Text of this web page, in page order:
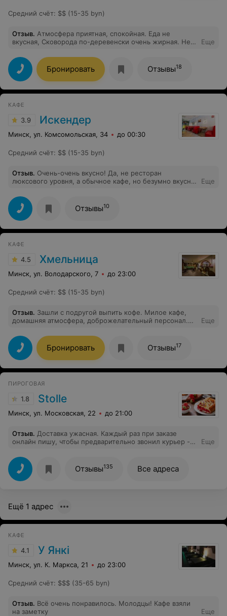
Средний счёт: $$ (15-35 byn)
Отзыв. Атмосфера приятная, спокойная. Еда не
вкусная, Сковорода по-деревенски очень жирная. Не
Еще
Бронировать Отзывы18
КАФЕ
3.9 Искендер
Минск, ул. Комсомольская, 34 до 00:30
Средний счёт: $$ (15-35 byn)
Отзыв. Очень-очень вкусно! Да, не ресторан
люксового уровня, а обычное кафе, но безумно вкусно,
обслуживание! Рекомендую
Еще
Отзывы10
КАФЕ
4.5 Хмельница
Минск, ул. Володарского, 7 до 23:00
Средний счёт: $$ (15-35 byn)
Отзыв. Зашли с подругой выпить кофе. Милое кафе,
домашняя атмосфера, доброжелательный персонал.
Еще
Бронировать Отзывы17
ПИРОГОВАЯ
1.8 Stolle
Минск, ул. Московская, 22 до 21:00
Отзыв. Доставка ужасная. Каждый раз при заказе
онлайн пишу, чтобы предварительно звонил курьер -
возможность к визиту курьера, деньги подготовить, это
же экономия времени всем. Но нет, из раза в раз
курьер приезжает без предупреждения. Будит
ребёнка, пугает весь дом звонками в дверь с утра.
сайте. (из какого именно Stolle их везут не известно).
Еще
Отзывы135 Все адреса
Ещё 1 адрес
КАФЕ
4.1 У Янкi
Минск, ул. К. Маркса, 21 до 23:00
Средний счёт: $$$ (35-65 byn)
Отзыв. Всё очень понравилось. Молодцы! Кафе взяли
на заметку
Еще